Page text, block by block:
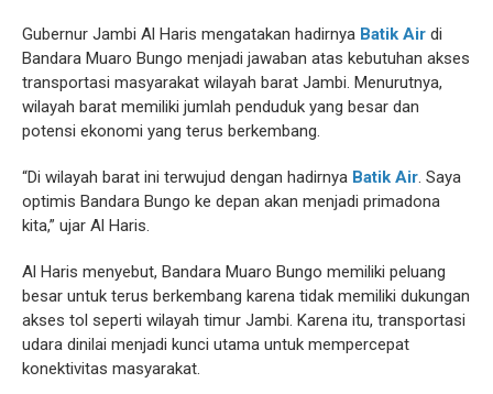
Gubernur Jambi Al Haris mengatakan hadirnya Batik Air di
Bandara Muaro Bungo menjadi jawaban atas kebutuhan akses
transportasi masyarakat wilayah barat Jambi. Menurutnya,
wilayah barat memiliki jumlah penduduk yang besar dan
potensi ekonomi yang terus berkembang.
“Di wilayah barat ini terwujud dengan hadirnya Batik Air. Saya
optimis Bandara Bungo ke depan akan menjadi primadona
kita,” ujar Al Haris.
Al Haris menyebut, Bandara Muaro Bungo memiliki peluang
besar untuk terus berkembang karena tidak memiliki dukungan
akses tol seperti wilayah timur Jambi. Karena itu, transportasi
udara dinilai menjadi kunci utama untuk mempercepat
konektivitas masyarakat.